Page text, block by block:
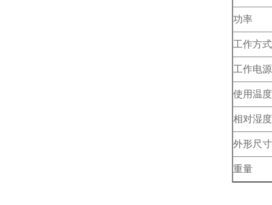
功率
工作方式
工作电源
使用温度
相对湿度
外形尺寸
重量